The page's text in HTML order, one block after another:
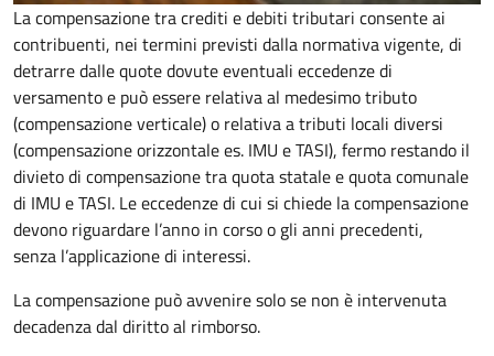
La compensazione tra crediti e debiti tributari consente ai
contribuenti, nei termini previsti dalla normativa vigente, di
detrarre dalle quote dovute eventuali eccedenze di
versamentoe può essere relativa al medesimo tributo
(compensazione verticale) o relativa a tributi locali diversi
(compensazione orizzontale es. IMU e TASI), fermo restando il
divieto di compensazione tra quota statale e quota comunale
di IMU e TASI. Le eccedenze di cui si chiede la compensazione
devono riguardare l’anno in corso o gli anni precedenti,
senza l’applicazione di interessi.
La compensazione può avvenire solo se non è intervenuta
decadenza dal diritto al rimborso.